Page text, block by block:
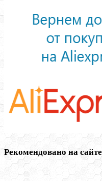
Рекомендовано на сайте